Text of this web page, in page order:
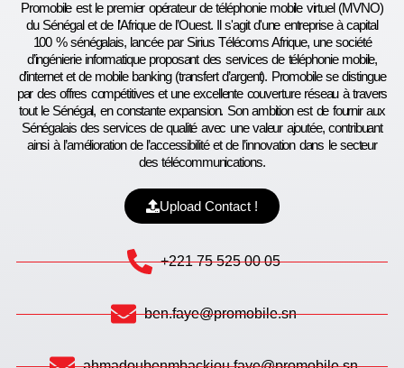
Promobile est le premier opérateur de téléphonie mobile virtuel (MVNO)
du Sénégal et de l’Afrique de l’Ouest. Il s'agit d'une entreprise à capital
100 % sénégalais, lancée par Sirius Télécoms Afrique, une société
d’ingénierie informatique proposant des services de téléphonie mobile,
d’internet et de mobile banking (transfert d’argent). Promobile se distingue
par des offres compétitives et une excellente couverture réseau à travers
tout le Sénégal, en constante expansion. Son ambition est de fournir aux
Sénégalais des services de qualité avec une valeur ajoutée, contribuant
ainsi à l’amélioration de l’accessibilité et de l’innovation dans le secteur
des télécommunications.
Upload Contact !
+221 75 525 00 05
ben.faye@promobile.sn